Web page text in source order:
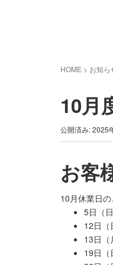
HOME > お知ら
10月
公開済み: 2025
お客
10月休業日
5日（日
12日（
13日（
19日（